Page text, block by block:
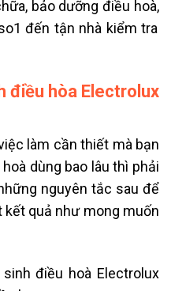
bảo dưỡng điều hoà,
đến tận nhà kiểm tra
điều hòa Electrolux
làm cần thiết mà bạn
dùng bao lâu thì phải
nguyên tắc sau để
quả như mong muốn
điều hoà Electrolux